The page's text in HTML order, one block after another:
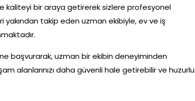
kaliteyi bir araya getirerek sizlere profesyonel
yakından takip eden uzman ekibiyle, ev ve iş
başvurarak, uzman bir ekibin deneyiminden
alanlarınızı daha güvenli hale getirebilir ve huzurlu